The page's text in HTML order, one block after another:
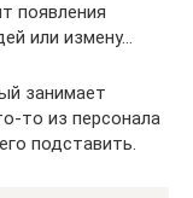
появления
или измену…
занимает
то из персонала
подставить.